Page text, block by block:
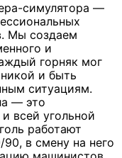
симулятора —
Мы создаем
и
горняк мог
и быть
ситуациям.
— это
всей угольной
работают
в смену на него